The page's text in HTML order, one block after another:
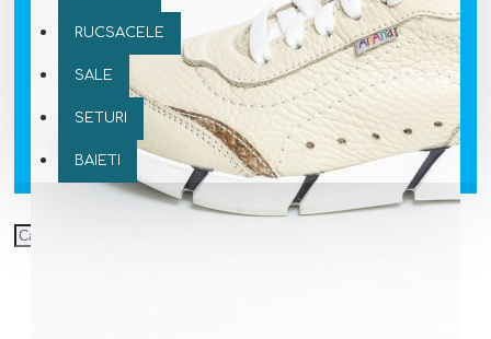
RUCSACELE
SALE
SETURI
BAIETI